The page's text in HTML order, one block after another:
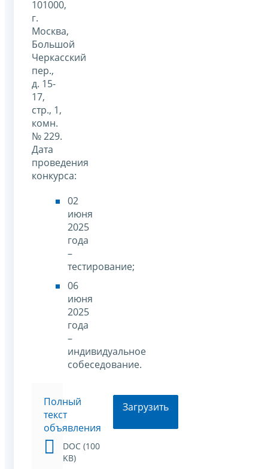
101000,
г.
Москва,
Большой
Черкасский
пер.,
д. 15-
17,
стр., 1,
комн.
№ 229.
Дата
проведения
конкурса:
02
июня
2025
года
–
тестирование;
06
июня
2025
года
–
индивидуальное
собеседование.
Полный
текст
объявления
DOC (100
KB)
Загрузить